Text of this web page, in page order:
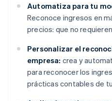
Automatiza para tu
Reconoce ingresos en
precios: que no
Personalizar el
empresa: crea y
para reconocer los
prácticas contables de